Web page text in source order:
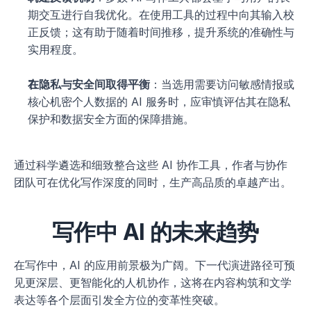
期交互进行自我优化。在使用工具的过程中向其输入校
正反馈；这有助于随着时间推移，提升系统的准确性与
实用程度。
在隐私与安全间取得平衡 ：当选用需要访问敏感情报或
核心机密个人数据的 AI 服务时，应审慎评估其在隐私
保护和数据安全方面的保障措施。
通过科学遴选和细致整合这些 AI 协作工具，作者与协作
团队可在优化写作深度的同时，生产高品质的卓越产出。
写作中 AI 的未来趋势
在写作中，AI 的应用前景极为广阔。下一代演进路径可预
见更深层、更智能化的人机协作，这将在内容构筑和文学
表达等各个层面引发全方位的变革性突破。